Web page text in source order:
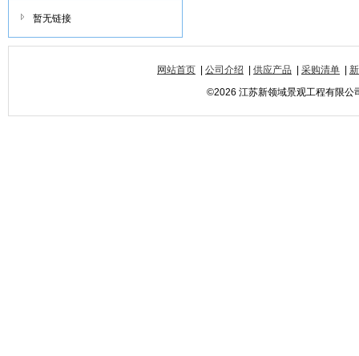
暂无链接
网站首页 公司介绍 供应产品 采购清单
©2026 江苏新领域景观工程有限